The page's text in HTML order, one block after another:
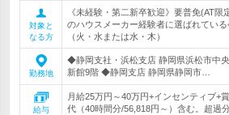
対象と
なる方
《未経験・第二新卒歓迎》要普免(AT
のハウスメーカー経験者に選ばれてい
（火・水または水・木）
勤務地
◆静岡支社・浜松支店 静岡県浜松市中
新館9階 ◆静岡支店 静岡県静岡市…
給与
月給25万円～40万円+インセンティブ+
代（40時間分/56,818円～）含む。超過